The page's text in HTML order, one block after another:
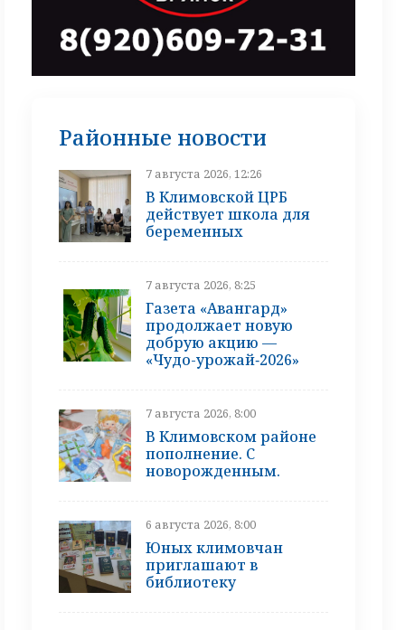
Районные новости
7 августа 2026, 12:26
В Климовской ЦРБ
действует школа для
беременных
7 августа 2026, 8:25
Газета «Авангард»
продолжает новую
добрую акцию —
«Чудо-урожай‑2026»
7 августа 2026, 8:00
В Климовском районе
пополнение. С
новорожденным.
6 августа 2026, 8:00
Юных климовчан
приглашают в
библиотеку